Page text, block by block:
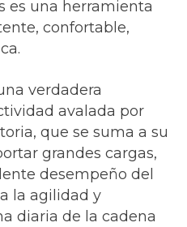
es una herramienta
confortable,
verdadera
avalada por
que se suma a su
grandes cargas,
desempeño del
la agilidad y
diaria de la cadena